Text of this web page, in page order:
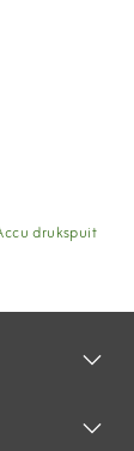
drukspuit